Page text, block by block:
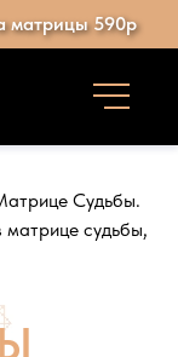
матрицы 590р
Судьбы.
судьбы,